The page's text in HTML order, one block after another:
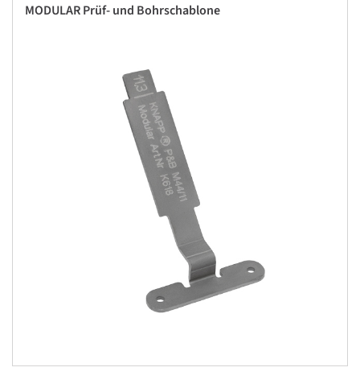
MODULAR Prüf- und Bohrschablone